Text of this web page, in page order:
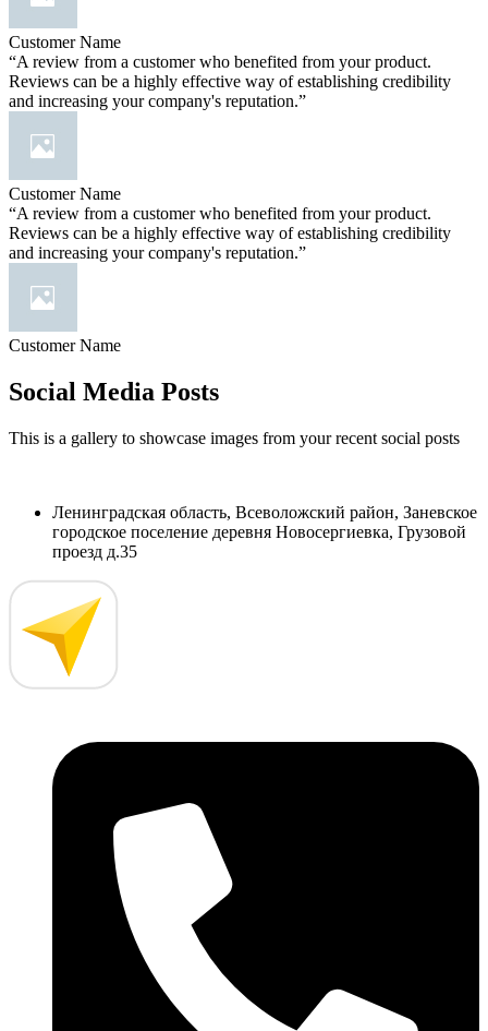
Customer Name
“A review from a customer who benefited from your product.
Reviews can be a highly effective way of establishing credibility
and increasing your company's reputation.”
Customer Name
“A review from a customer who benefited from your product.
Reviews can be a highly effective way of establishing credibility
and increasing your company's reputation.”
Customer Name
Social Media Posts
This is a gallery to showcase images from your recent social posts
Ленинградская область, Всеволожский район, Заневское
городское поселение деревня Новосергиевка, Грузовой
проезд д.35